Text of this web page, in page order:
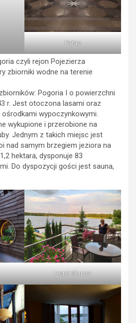
Pałac
czyli rejon Pojezierza
zbiorniki wodne na terenie
Pogoria I o powierzchni
r. Jest otoczona lasami oraz
wypoczynkowymi.
wykupione i przerobione na
Jednym z takich miejsc jest
nad samym brzegiem jeziora na
hektara, dysponuje 83
Do dyspozycji gości jest sauna,
Hotel Shuma